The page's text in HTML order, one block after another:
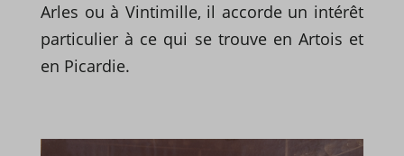
Arles ou à Vintimille, il accorde un intérêt
particulier à ce qui se trouve en Artois et
en Picardie.